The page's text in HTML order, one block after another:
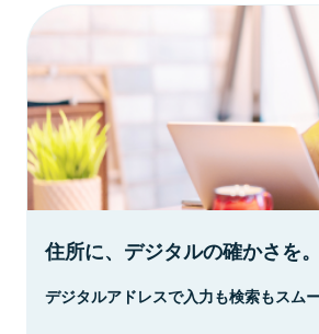
住所に、デジタルの確かさを。
デジタルアドレスで入力も検索もスムー